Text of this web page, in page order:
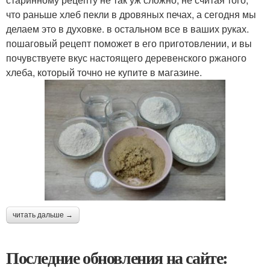
что раньше хлеб пекли в дровяных печах, а сегодня мы
делаем это в духовке. в остальном все в ваших руках.
пошаговый рецепт поможет в его приготовлении, и вы
почувствуете вкус настоящего деревенского ржаного
хлеба, который точно не купите в магазине.
читать дальше →
Последние обновления на сайте: